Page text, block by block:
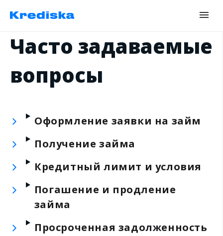
Часто задаваемые
вопросы
Оформление заявки на займ
Получение займа
Кредитный лимит и условия
Погашение и продление
займа
Просроченная задолженность